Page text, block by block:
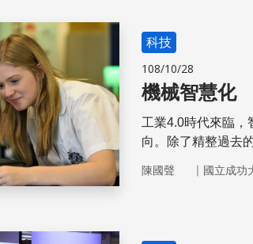
科技
108/10/28
機械智慧化
工業4.0時代來臨，
向。除了精整過去
陳國聲 ｜ 國立成功